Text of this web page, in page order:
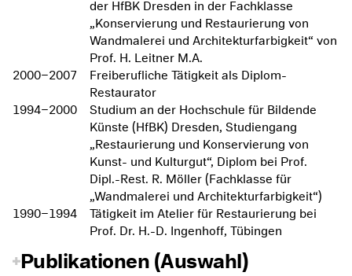
der HfBK Dresden in der Fachklasse
„Konservierung und Restaurierung von
Wandmalerei und Architekturfarbigkeit“ von
Prof. H. Leitner M.A.
2000–2007
Freiberufliche Tätigkeit als Diplom-
Restaurator
1994–2000
Studium an der Hochschule für Bildende
Künste (HfBK) Dresden, Studiengang
„Restaurierung und Konservierung von
Kunst- und Kulturgut“, Diplom bei Prof.
Dipl.-Rest. R. Möller (Fachklasse für
„Wandmalerei und Architekturfarbigkeit“)
1990–1994
Tätigkeit im Atelier für Restaurierung bei
Prof. Dr. H.-D. Ingenhoff, Tübingen
Publikationen (Auswahl)